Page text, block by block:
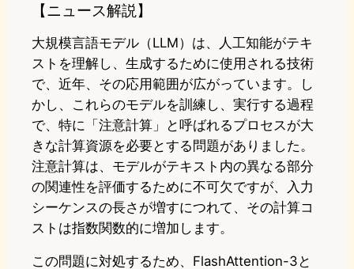
【ニュース解説】
大規模言語モデル（LLM）は、人工知能がテキ
ストを理解し、生成するために使用される技術
で、近年、その応用範囲が広がっています。し
かし、これらのモデルを訓練し、実行する過程
で、特に「注意計算」と呼ばれるプロセスが大
きな計算資源を必要とする問題がありました。
注意計算は、モデルがテキスト内の異なる部分
の関連性を評価するために不可欠ですが、入力
シーケンスの長さが増すにつれて、その計算コ
ストは指数関数的に増加します。
この問題に対処するため、FlashAttention-3と